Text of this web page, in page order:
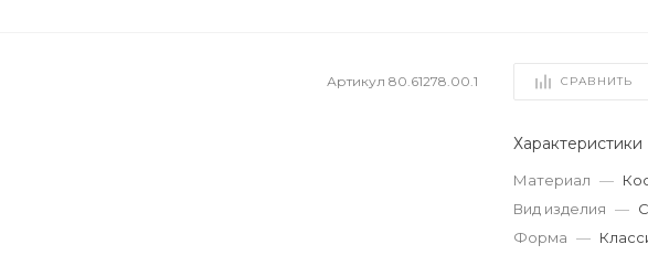
Артикул80.61278.00.1 СРАВНИТЬ
Характеристики
Материал —
Вид изделия —
Форма —